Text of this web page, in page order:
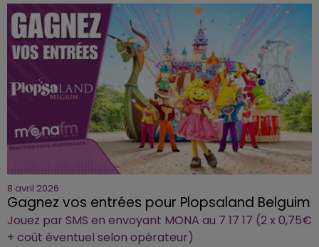
8 avril 2026
Gagnez vos entrées pour Plopsaland Belguim
Jouez par SMS en envoyant MONA au 7 17 17 (2 x 0,75€
+ coût éventuel selon opérateur)